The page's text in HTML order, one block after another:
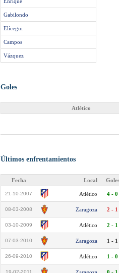
Gabilondo
Elícegui
Campos
Vázquez
Goles
Atlético
Últimos enfrentamientos
Fecha Local Goles
21-10-2007 Atlético 4 - 0
08-03-2008 Zaragoza 2 - 1
03-10-2009 Atlético 2 - 1
07-03-2010 Zaragoza 1 - 1
26-09-2010 Atlético 1 - 0
19-02-2011